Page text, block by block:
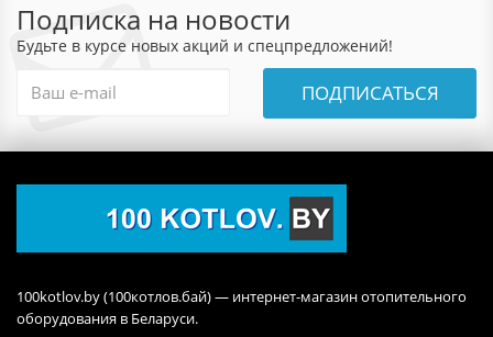
Подписка на новости
Будьте в курсе новых акций и спецпредложений!
ПОДПИСАТЬСЯ
100kotlov.by (100котлов.бай) — интернет-магазин отопительного
оборудования в Беларуси.